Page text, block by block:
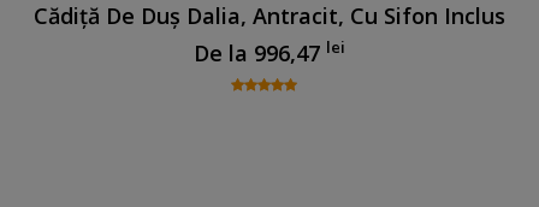
Cădiță De Duș Dalia, Antracit, Cu Sifon Inclus
De la 996,47 lei